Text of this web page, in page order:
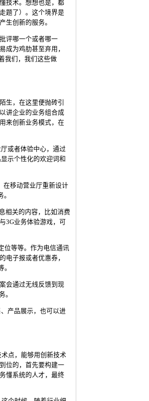
技术。想想也是，都
题了）。这个境界是
生创新的服务。
评哪一个或者哪一
成为鸡肋甚至弃用，
我们，我们这些做
生，在这里便抛砖引
讲企业的业务组合成
来创新业务模式，在
或者体验中心，通过
示个性化的欢迎词和
在移动营业厅重新设计
相关的内容，比如消费
3G业务体验游戏，可
位等等。作为电信通讯
电子报或者优惠券，
。
会通过无线反馈到现
。
产品展示，也可以进
点，能够用创新技术
位的，首先要构建一
懂系统的人才，最终